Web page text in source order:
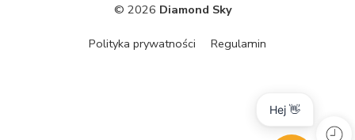
© 2026 Diamond Sky
Polityka prywatności Regulamin